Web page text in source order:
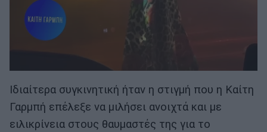
Ιδιαίτερα συγκινητική ήταν η στιγμή που η Καίτη
Γαρμπή επέλεξε να μιλήσει ανοιχτά και με
ειλικρίνεια στους θαυμαστές της για το